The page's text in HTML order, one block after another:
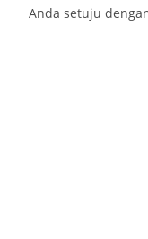
Anda setuju